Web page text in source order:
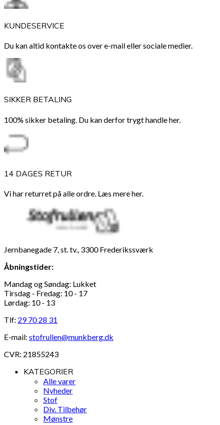
KUNDESERVICE
Du kan altid kontakte os over e-mail eller sociale medier.
SIKKER BETALING
100% sikker betaling. Du kan derfor trygt handle her.
14 DAGES RETUR
Vi har returret på alle ordre. Læs mere her.
Jernbanegade 7, st. tv., 3300 Frederikssværk
Åbningstider:
Mandag og Søndag: Lukket
Tirsdag - Fredag: 10 - 17
Lørdag: 10 - 13
Tlf: 29 70 28 31
E-mail: stofrullen@munkberg.dk
CVR: 21855243
KATEGORIER
Alle varer
Nyheder
Stof
Div. Tilbehør
Mønstre